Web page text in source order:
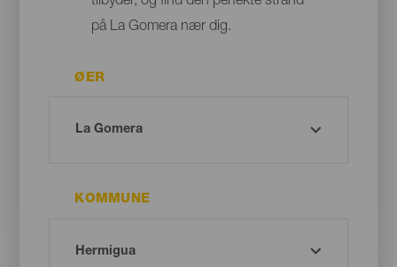
på La Gomera nær dig.
ØER
KOMMUNE